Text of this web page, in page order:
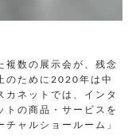
複数の展示会が、残念
のために2020年は中
カネットでは、インタ
トの商品・サービスを
チャルショールーム」